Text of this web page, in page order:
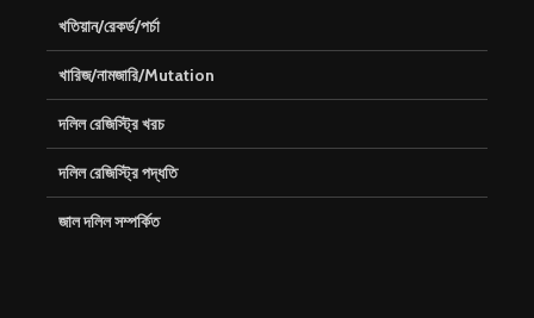
খতিয়ান/রেকর্ড/পর্চা
খারিজ/নামজারি/Mutation
দলিল রেজিস্ট্রি খরচ
দলিল রেজিস্ট্রি পদ্ধতি
জাল দলিল সম্পর্কিত